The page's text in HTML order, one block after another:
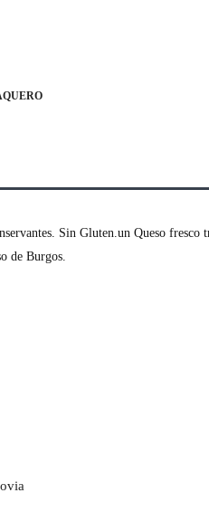
Sin Gluten.un Queso fresco
de Burgos.